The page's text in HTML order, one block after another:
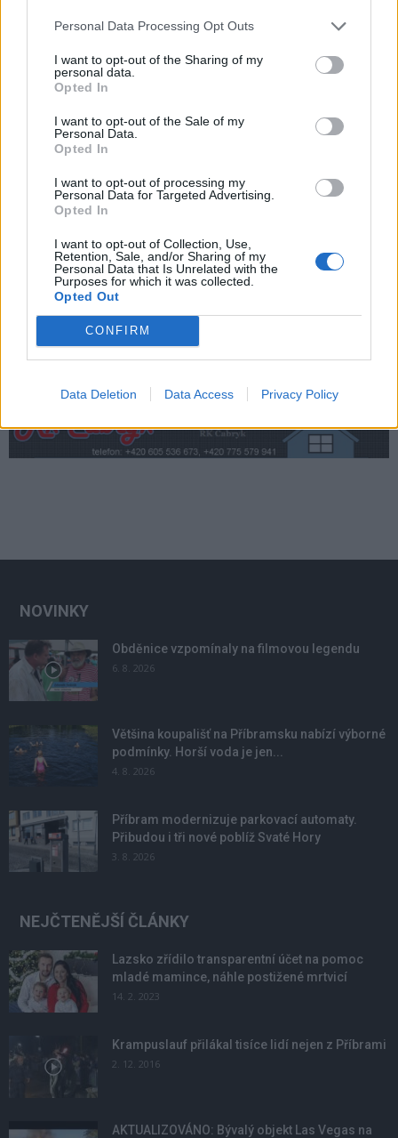
Personal Data Processing Opt Outs
I want to opt-out of the Sharing of my
personal data.
Opted In
I want to opt-out of the Sale of my
Personal Data.
Opted In
I want to opt-out of processing my
Personal Data for Targeted Advertising.
Opted In
I want to opt-out of Collection, Use,
Retention, Sale, and/or Sharing of my
Personal Data that Is Unrelated with the
Purposes for which it was collected.
Opted Out
CONFIRM
Data Deletion Data Access Privacy Policy
Zpravodajství
výborné podmínky. Horší voda je jen na
Živohošti
Zpravodajství
Přibudou i tři nové poblíž Svaté Hory
Středočeský kraj upravil pravidla soutěže.
Obce nově získají body i za předcházení
NOVINKY
Obděnice vzpomínaly na filmovou legendu
6. 8. 2026
Většina koupališť na Příbramsku nabízí výborné
podmínky. Horší voda je jen...
4. 8. 2026
Příbram modernizuje parkovací automaty.
Přibudou i tři nové poblíž Svaté Hory
3. 8. 2026
NEJČTENĚJŠÍ ČLÁNKY
Lazsko zřídilo transparentní účet na pomoc
mladé mamince, náhle postižené mrtvicí
14. 2. 2023
Krampuslauf přilákal tisíce lidí nejen z Příbrami
2. 12. 2016
AKTUALIZOVÁNO: Bývalý objekt Las Vegas na